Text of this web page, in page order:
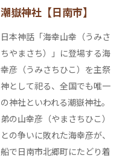
潮嶽神社【日南市】
日本神話「海幸山幸（うみさ
ちやまさち）」に登場する海
幸彦（うみさちひこ）を主祭
神として祀る、全国でも唯一
の神社といわれる潮嶽神社。
弟の山幸彦（やまさちひこ）
との争いに敗れた海幸彦が、
船で日南市北郷町にたどり着